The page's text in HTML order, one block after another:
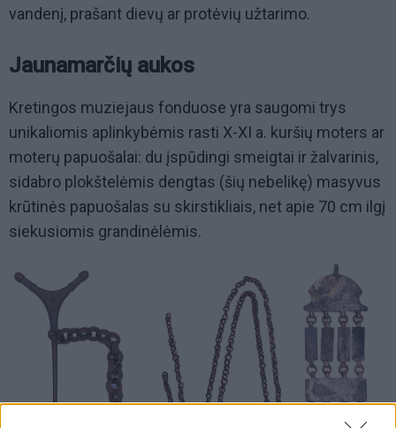
vandenį, prašant dievų ar protėvių užtarimo.
Jaunamarčių aukos
Kretingos muziejaus fonduose yra saugomi trys
unikaliomis aplinkybėmis rasti X-XI a. kuršių moters ar
moterų papuošalai: du įspūdingi smeigtai ir žalvarinis,
sidabro plokštelėmis dengtas (šių nebelikę) masyvus
krūtinės papuošalas su skirstikliais, net apie 70 cm ilgį
siekusiomis grandinėlėmis.